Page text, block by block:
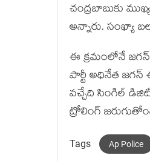
చంద్రబాబుకు
అన్నారు. సంఖ్యా
ఈ క్రమంలోనే
పార్టీ అధినేత జగన్
వచ్చేది సింగిల్
ట్రోలింగ్
Tags Ap Police